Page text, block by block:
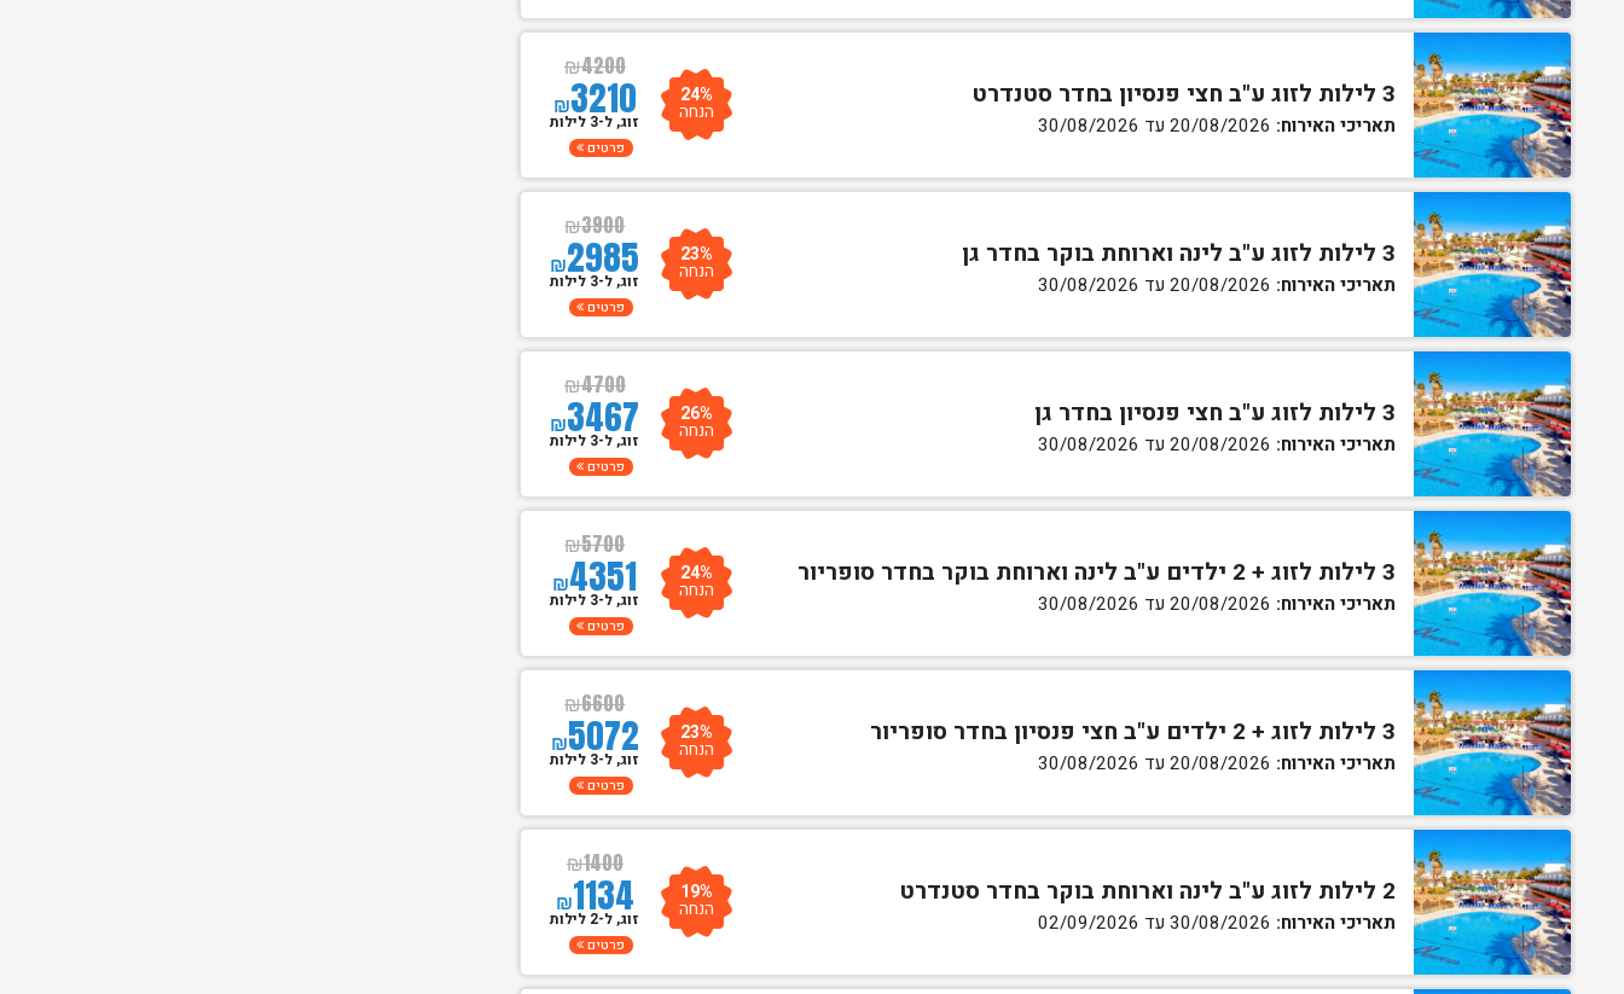
3 לילות לזוג ע"ב חצי פנסיון בחדר סטנדרט
תאריכי האירוח:
₪4200
₪3210 24%
הנחה זוג, ל-3 לילות
פרטים
3 לילות לזוג ע"ב לינה וארוחת בוקר בחדר גן
תאריכי האירוח:
₪3900
₪2985 23%
הנחה זוג, ל-3 לילות
פרטים
3 לילות לזוג ע"ב חצי פנסיון בחדר גן
תאריכי האירוח:
₪4700
₪3467 26%
הנחה זוג, ל-3 לילות
פרטים
3 לילות לזוג + 2 ילדים ע"ב לינה וארוחת בוקר בחדר סופריור
תאריכי האירוח:
₪5700
₪4351 24%
הנחה זוג, ל-3 לילות
פרטים
3 לילות לזוג + 2 ילדים ע"ב חצי פנסיון בחדר סופריור
תאריכי האירוח:
₪6600
₪5072 23%
הנחה זוג, ל-3 לילות
פרטים
2 לילות לזוג ע"ב לינה וארוחת בוקר בחדר סטנדרט
תאריכי האירוח:
₪1400
₪1134 19%
הנחה זוג, ל-2 לילות
פרטים